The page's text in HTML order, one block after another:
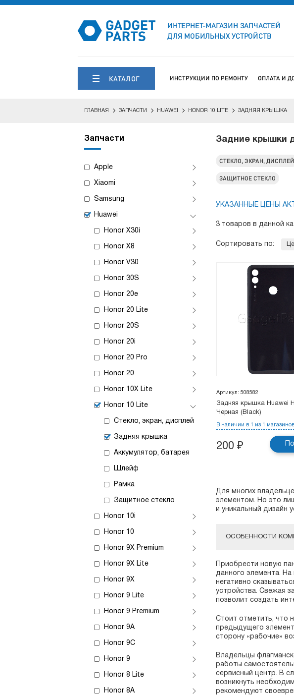
ИНТЕРНЕТ-МАГАЗИН ЗАПЧАСТЕЙ
ДЛЯ МОБИЛЬНЫХ УСТРОЙСТВ
КАТАЛОГ ИНСТРУКЦИИ ПО РЕМОНТУ ОПЛАТА И
ГЛАВНАЯ ЗАПЧАСТИ HUAWEI HONOR 10 LITE ЗАДНЯЯ КРЫШКА
Запчасти
Apple
Xiaomi
Samsung
Huawei
Honor X30i
Honor X8
Honor V30
Honor 30S
Honor 20e
Honor 20 Lite
Honor 20S
Honor 20i
Honor 20 Pro
Honor 20
Honor 10X Lite
Honor 10 Lite
Стекло, экран, дисплей
Задняя крышка
Аккумулятор, батарея
Шлейф
Рамка
Защитное стекло
Honor 10i
Honor 10
Honor 9X Premium
Honor 9X Lite
Honor 9X
Honor 9 Lite
Honor 9 Premium
Honor 9A
Honor 9C
Honor 9
Honor 8 Lite
Honor 8A
Задние крышки
СТЕКЛО, ЭКРАН, ДИСПЛЕЙ
ЗАЩИТНОЕ СТЕКЛО
УКАЗАННЫЕ ЦЕНЫ
3 товаров в данной
Сортировать по:
Артикул: 508582
Задняя крышка Huawei
Черная (Black)
В наличии в 1 из 1 магазинов
200 ₽
Для многих
элементом. Но это
и уникальный дизайн
ОСОБЕННОСТИ
Приобрести новую
данного элемента.
негативно
устройства. Свежая
позволит создать
Стоит отметить, что
предыдущего
сторону «рабочие»
Владельцы
работы
сервисный центр. В
возникнуть
рекомендуют